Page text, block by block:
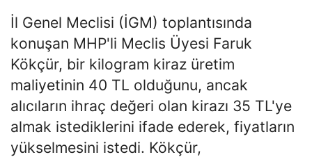
İl Genel Meclisi (İGM) toplantısında
konuşan MHP'li Meclis Üyesi Faruk
Kökçür, bir kilogram kiraz üretim
maliyetinin 40 TL olduğunu, ancak
alıcıların ihraç değeri olan kirazı 35 TL'ye
almak istediklerini ifade ederek, fiyatların
yükselmesini istedi. Kökçür,